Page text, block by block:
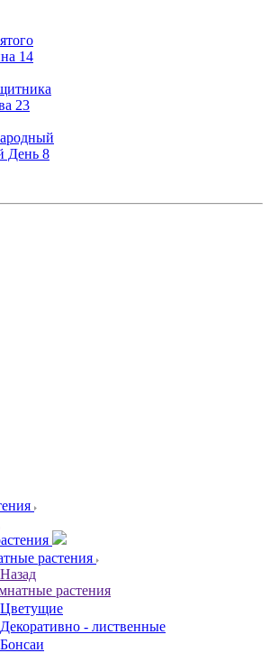
14
23
День 8
растения
Назад
растения
Цветущие
Декоративно - лиственные
Бонсаи